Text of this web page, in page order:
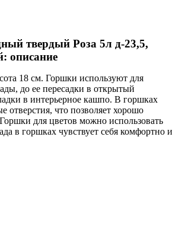
твердый Роза 5л д-23,5,
описание
18 см. Горшки используют для
до ее пересадки в открытый
в интерьерное кашпо. В горшках
отверстия, что позволяет хорошо
для цветов можно использовать
в горшках чувствует себя комфортно и